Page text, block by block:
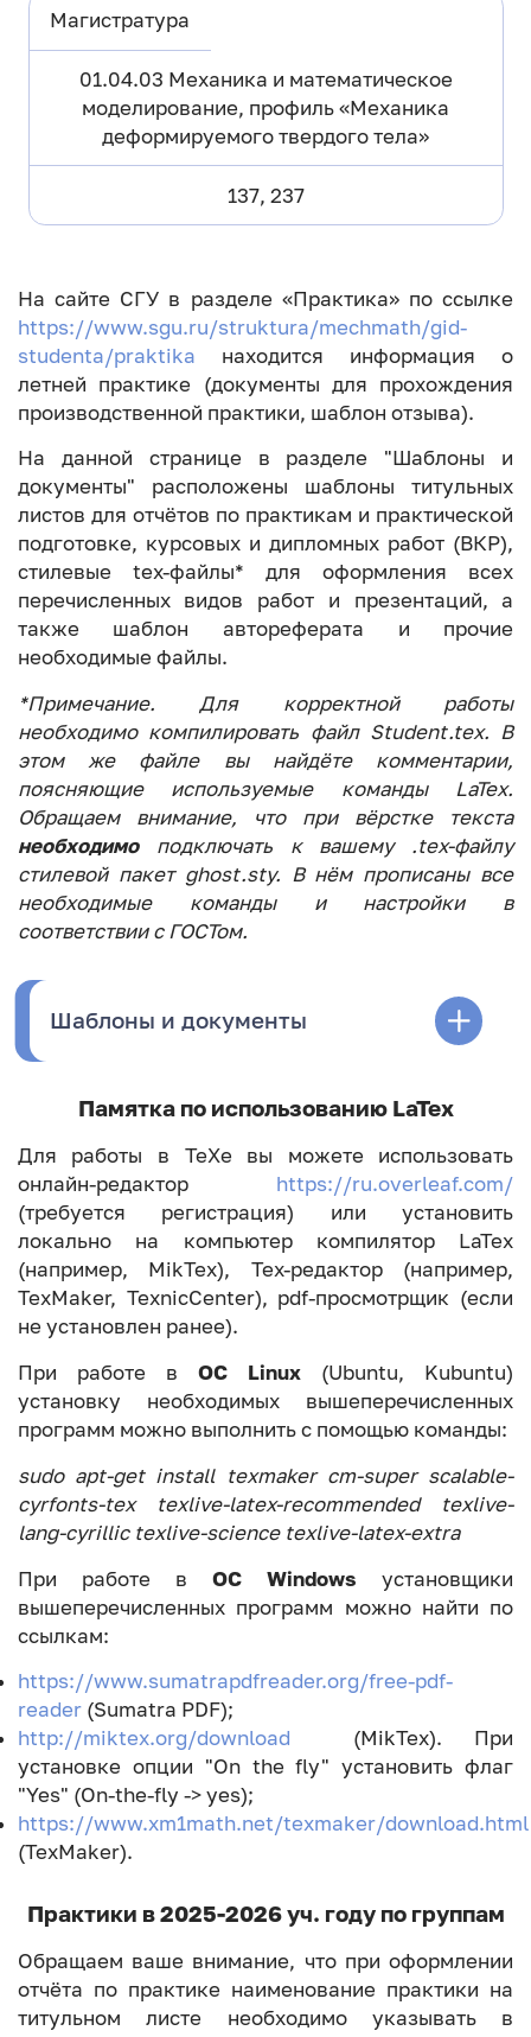
Магистратура
01.04.03 Механика и математическое
моделирование, профиль «Механика
деформируемого твердого тела»
137, 237
На сайте СГУ в разделе «Практика» по ссылке
https://www.sgu.ru/struktura/mechmath/gid-
studenta/praktika находится информация о
летней практике (документы для прохождения
производственной практики, шаблон отзыва).
На данной странице в разделе "Шаблоны и
документы" расположены шаблоны титульных
листов для отчётов по практикам и практической
подготовке, курсовых и дипломных работ (ВКР),
стилевые tex-файлы* для оформления всех
перечисленных видов работ и презентаций, а
также шаблон автореферата и прочие
необходимые файлы.
*Примечание. Для корректной работы
необходимо компилировать файл Student.tex. В
этом же файле вы найдёте комментарии,
поясняющие используемые команды LaTex.
Обращаем внимание, что при вёрстке текста
необходимоподключать к вашему .tex-файлу
стилевой пакет ghost.sty. В нём прописаны все
необходимые команды и настройки в
соответствии с ГОСТом.
Шаблоны и документы
Памятка по использованию LaTex
Для работы в TeXe вы можете использовать
онлайн-редактор https://ru.overleaf.com/
(требуется регистрация) или установить
локально на компьютер компилятор LaTex
(например, MikTex), Tex-редактор (например,
TexMaker, TexnicCenter), pdf-просмотрщик (если
не установлен ранее).
При работе в ОС Linux (Ubuntu, Kubuntu)
установку необходимых вышеперечисленных
программ можно выполнить с помощью команды:
sudo apt-get install texmaker cm-super scalable-
cyrfonts-tex texlive-latex-recommended texlive-
lang-cyrillic texlive-science texlive-latex-extra
При работе вОС Windows установщики
вышеперечисленных программ можно найти по
ссылкам:
https://www.sumatrapdfreader.org/free-pdf-
reader(Sumatra PDF);
http://miktex.org/download (MikTex). При
установке опции "On the fly" установить флаг
"Yes" (On-the-fly -> yes);
https://www.xm1math.net/texmaker/download.html
(TexMaker).
Практики в 2025-2026 уч. году по группам
Обращаем ваше внимание, что при оформлении
отчёта по практике наименование практики на
титульном листе необходимо указывать в